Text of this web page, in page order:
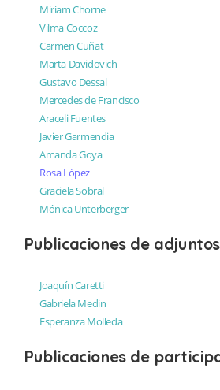
Miriam Chorne
Vilma Coccoz
Carmen Cuñat
Marta Davidovich
Gustavo Dessal
Mercedes de Francisco
Araceli Fuentes
Javier Garmendia
Amanda Goya
Rosa López
Graciela Sobral
Mónica Unterberger
Publicaciones de
Joaquín Caretti
Gabriela Medin
Esperanza Molleda
Publicaciones de